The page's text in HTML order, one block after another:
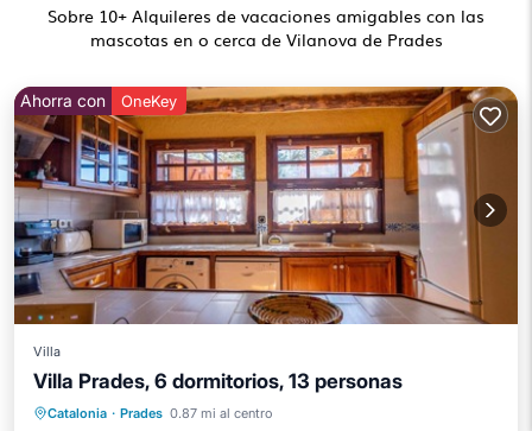
Sobre 10+ Alquileres de vacaciones amigables con las
mascotas en o cerca de Vilanova de Prades
Ahorra con OneKey
Villa
Villa Prades, 6 dormitorios, 13 personas
Catalonia · Prades 0.87 mi al centro
Balcón/Terraza Cocina
Internet
Se admiten mascotas